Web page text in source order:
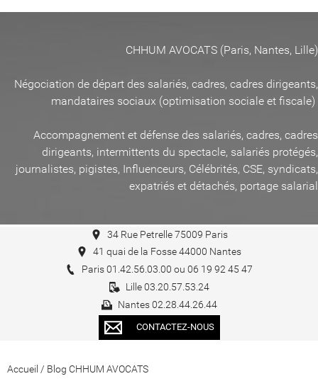
CHHUM AVOCATS (Paris, Nantes, Lille)
Négociation de départ des salariés, cadres, cadres dirigeants,
mandataires sociaux (optimisation sociale et fiscale)
Accompagnement et défense des salariés, cadres, cadres
dirigeants, intermittents du spectacle, salariés protégés,
journalistes, pigistes, Influenceurs, Célébrités, CSE, syndicats,
expatriés et détachés, portage salarial
34 Rue Petrelle 75009 Paris
41 quai de la Fosse 44000 Nantes
Paris 01.42.56.03.00 ou 06 19 92 45 47
Lille 03.20.57.53.24
Nantes 02.28.44.26.44
CONTACTEZ-NOUS
Accueil / Blog CHHUM AVOCATS